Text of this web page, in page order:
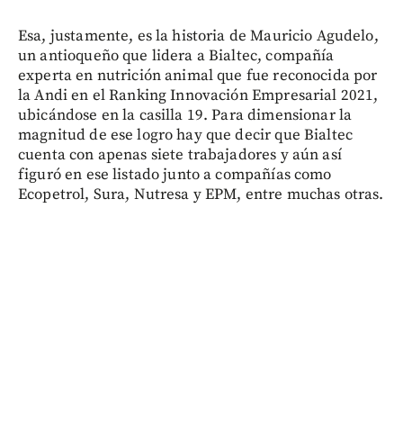
Esa, justamente, es la historia de Mauricio Agudelo,
un antioqueño que lidera a Bialtec, compañía
experta en nutrición animal que fue reconocida por
la Andi en el Ranking Innovación Empresarial 2021,
ubicándose en la casilla 19. Para dimensionar la
magnitud de ese logro hay que decir que Bialtec
cuenta con apenas siete trabajadores y aún así
figuró en ese listado junto a compañías como
Ecopetrol, Sura, Nutresa y EPM, entre muchas otras.